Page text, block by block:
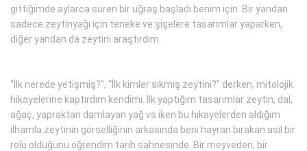
gittiğimde aylarca süren bir uğraş başladı benim için. Bir yandan
sadece zeytinyağı için teneke ve şişelere tasarımlar yaparken,
diğer yandan da zeytini araştırdım.
“İlk nerede yetişmiş?”, “İlk kimler sıkmış zeytini?” derken, mitolojik
hikayelerine kaptırdım kendimi. İlk yaptığım tasarımlar zeytin, dal,
ağaç, yapraktan damlayan yağ vs iken bu hikayelerden aldığım
ilhamla zeytinin görselliğinin arkasında beni hayran bırakan asil bir
rolü olduğunu öğrendim tarih sahnesinde. Bir meyveden, bir